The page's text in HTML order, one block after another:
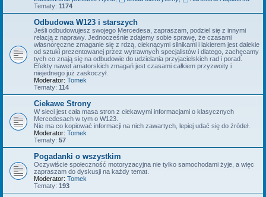
Tematy: 1174
Odbudowa W123 i starszych
Jeśli odbudowujesz swojego Mercedesa, zapraszam, podziel się z innymi
relacją z naprawy. Jednocześnie zdajemy sobie sprawę, że czasami
własnoręczne zmaganie się z rdzą, cieknącymi silnikami i lakierem jest dalekie
od sztuki prezentowanej przez wytrawnych specjalistów i dlatego, zachęcamy
tych co znają się na odbudowie do udzielania przyjacielskich rad i porad.
Efekty nawet amatorskich zmagań jest czasami całkiem przyzwoity i
niejednego już zaskoczył.
Moderator: Tomek
Tematy: 114
Ciekawe Strony
W sieci jest cała masa stron z ciekawymi informacjami o klasycznych
Mercedesach w tym o W123.
Nie ma co kopiować informacji na nich zawartych, lepiej udać się do źródeł.
Moderator: Tomek
Tematy: 57
Pogadanki o wszystkim
Oczywiście społeczność motoryzacyjna nie tylko samochodami żyje, a więc
zapraszam do dyskusji na każdy temat.
Moderator: Tomek
Tematy: 193